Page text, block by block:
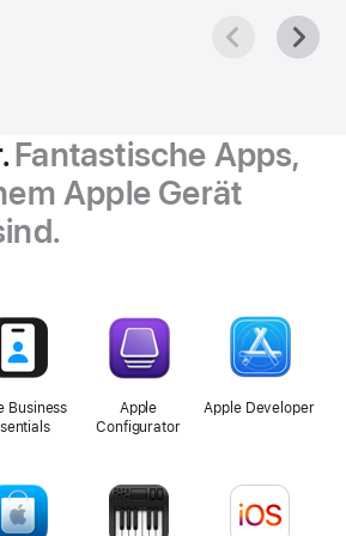
Fantastische Apps,
Apple Gerät
Business
Apple
Configurator
Apple Developer